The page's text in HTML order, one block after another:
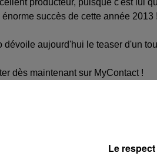
producteur, puisque c'est lui
succès de cette année 2013 !
dévoile aujourd'hui le teaser d'un
dès maintenant sur MyContact !
Le